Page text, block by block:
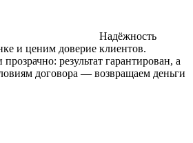
Надёжность
и ценим доверие клиентов.
результат гарантирован, а
договора — возвращаем деньги